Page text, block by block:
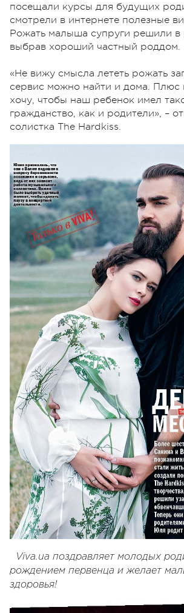
посещали курсы для будущих
смотрели в интернете полезные
Рожать малыша супруги решили в
выбрав хороший частный роддом.
«Не вижу смысла лететь рожать
сервис можно найти и дома. Плюс
хочу, чтобы наш ребенок имел
гражданство, как и родители», –
солистка The Hardkiss.
Viva.ua поздравляет молодых
рождением первенца и желает
здоровья!